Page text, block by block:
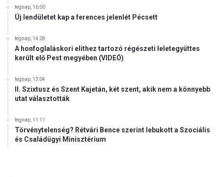
tegnap, 16:00
Új lendületet kap a ferences jelenlét Pécsett
tegnap, 14:28
A honfoglaláskori elithez tartozó régészeti leletegyüttes
került elő Pest megyében (VIDEÓ)
tegnap, 13:04
II. Szixtusz és Szent Kajetán, két szent, akik nem a könnyebb
utat választották
tegnap, 11:11
Törvénytelenség? Rétvári Bence szerint lebukott a Szociális
és Családügyi Minisztérium